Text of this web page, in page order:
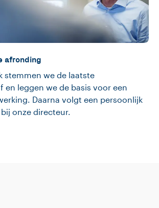
afronding
stemmen we de laatste
en leggen we de basis voor een
Daarna volgt een persoonlijk
onze directeur.